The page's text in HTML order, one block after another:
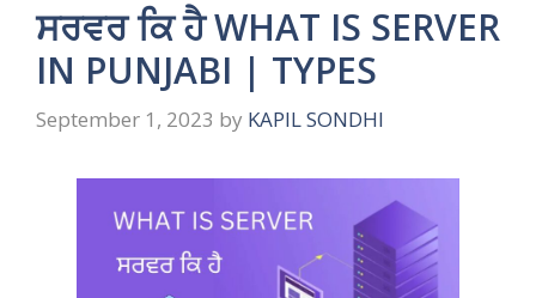
ਸਰਵਰ ਕਿ ਹੈ WHAT IS SERVER
IN PUNJABI | TYPES
September 1, 2023 by KAPIL SONDHI